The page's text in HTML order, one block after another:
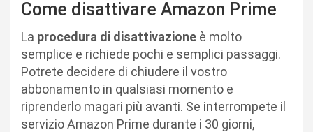
Come disattivare Amazon Prime
La procedura di disattivazione è molto
semplice e richiede pochi e semplici passaggi.
Potrete decidere di chiudere il vostro
abbonamento in qualsiasi momento e
riprenderlo magari più avanti. Se interrompete il
servizio Amazon Prime durante i 30 giorni,